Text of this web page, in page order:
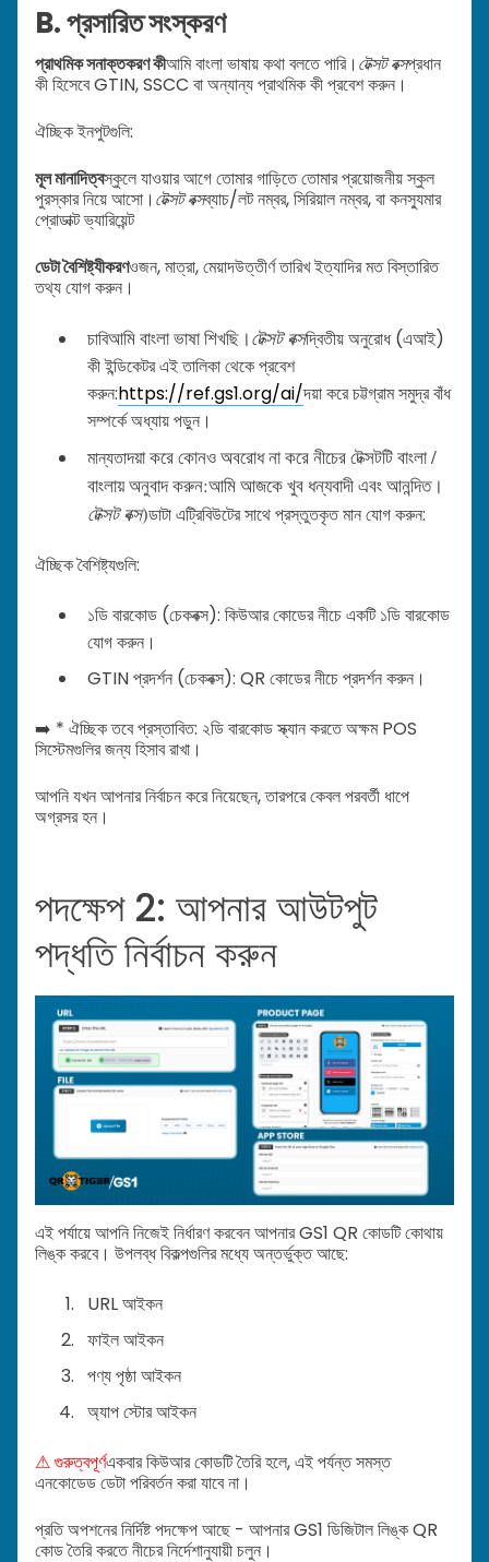
B. প্রসারিত সংস্করণ
প্রাথমিক সনাক্তকরণ কীআমি বাংলা ভাষায় কথা বলতে পারি। টেক্সট বক্সপ্রধান
কী হিসেবে GTIN, SSCC বা অন্যান্য প্রাথমিক কী প্রবেশ করুন।
ঐচ্ছিক ইনপুটগুলি:
মূল মানাদিত্বস্কুলে যাওয়ার আগে তোমার গাড়িতে তোমার প্রয়োজনীয় স্কুল
পুরস্কার নিয়ে আসো। টেক্সট বক্সব্যাচ/লট নম্বর, সিরিয়াল নম্বর, বা কনস্যুমার
প্রোডাক্ট ভ্যারিয়েন্ট
ডেটা বৈশিষ্ট্যীকরণওজন, মাত্রা, মেয়াদউত্তীর্ণ তারিখ ইত্যাদির মত বিস্তারিত
তথ্য যোগ করুন।
চাবিআমি বাংলা ভাষা শিখছি।টেক্সট বক্সদ্বিতীয় অনুরোধ (এআই)
কী ইন্ডিকেটর এই তালিকা থেকে প্রবেশ
করুন:https://ref.gs1.org/ai/দয়া করে চট্টগ্রাম সমুদ্র বাঁধ
সম্পর্কে অধ্যায় পড়ুন।
মান্যতাদয়া করে কোনও অবরোধ না করে নীচের টেক্সটটি বাংলা /
বাংলায় অনুবাদ করুন:আমি আজকে খুব ধন্যবাদী এবং আনন্দিত।
টেক্সট বক্স)ডাটা এট্রিবিউটের সাথে প্রস্তুতকৃত মান যোগ করুন:
ঐচ্ছিক বৈশিষ্ট্যগুলি:
১ডি বারকোড (চেকবক্স): কিউআর কোডের নীচে একটি ১ডি বারকোড
যোগ করুন।
GTIN প্রদর্শন (চেকবক্স): QR কোডের নীচে প্রদর্শন করুন।
➡️ * ঐচ্ছিক তবে প্রস্তাবিত: ২ডি বারকোড স্ক্যান করতে অক্ষম POS
সিস্টেমগুলির জন্য হিসাব রাখা।
আপনি যখন আপনার নির্বাচন করে নিয়েছেন, তারপরে কেবল পরবর্তী ধাপে
অগ্রসর হন।
পদক্ষেপ 2: আপনার আউটপুট
পদ্ধতি নির্বাচন করুন
এই পর্যায়ে আপনি নিজেই নির্ধারণ করবেন আপনার GS1 QR কোডটি কোথায়
লিঙ্ক করবে। উপলব্ধ বিকল্পগুলির মধ্যে অন্তর্ভুক্ত আছে:
URL আইকন
ফাইল আইকন
পণ্য পৃষ্ঠা আইকন
অ্যাপ স্টোর আইকন
⚠ গুরুত্বপূর্ণএকবার কিউআর কোডটি তৈরি হলে, এই পর্যন্ত সমস্ত
এনকোডেড ডেটা পরিবর্তন করা যাবে না।
প্রতি অপশনের নির্দিষ্ট পদক্ষেপ আছে - আপনার GS1 ডিজিটাল লিঙ্ক QR
কোড তৈরি করতে নীচের নির্দেশানুযায়ী চলুন।